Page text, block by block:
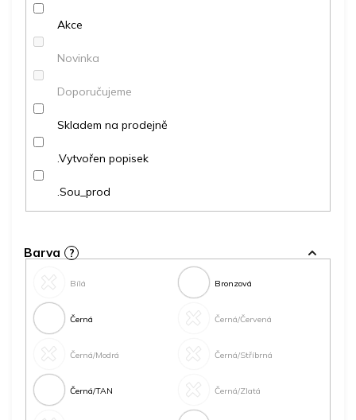
Akce
Novinka
Doporučujeme
Skladem na prodejně
.Vytvořen popisek
.Sou_prod
Barva ?
Bílá Bronzová
Černá Černá/Červená
Černá/Modrá Černá/Stříbrná
Černá/TAN Černá/Zlatá